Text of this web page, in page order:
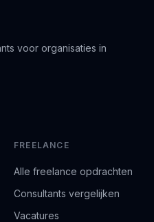
voor organisaties in
FREELANCE
Alle freelance opdrachten
Consultants vergelijken
Vacatures